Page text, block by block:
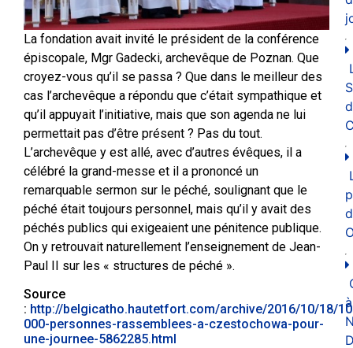
La fondation avait invité le président de la conférence
épiscopale, Mgr Gadecki, archevêque de Poznan. Que
croyez-vous qu’il se passa ? Que dans le meilleur des
cas l’archevêque a répondu que c’était sympathique et
qu’il appuyait l’initiative, mais que son agenda ne lui
permettait pas d’être présent ? Pas du tout.
L’archevêque y est allé, avec d’autres évêques, il a
célébré la grand-messe et il a prononcé un
remarquable sermon sur le péché, soulignant que le
péché était toujours personnel, mais qu’il y avait des
péchés publics qui exigeaient une pénitence publique.
On y retrouvait naturellement l’enseignement de Jean-
Paul II sur les « structures de péché ».
Source
: http://belgicatho.hautetfort.com/archive/2016/10/18/
000-personnes-rassemblees-a-czestochowa-pour-
une-journee-5862285.html
à